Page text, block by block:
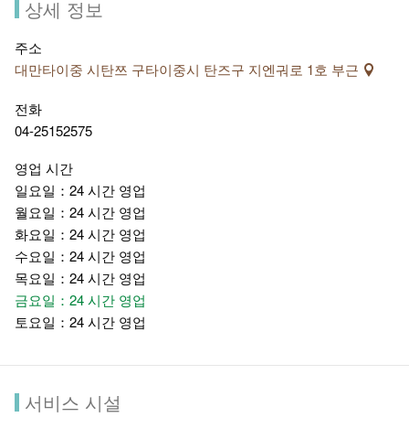
열로 나뉘어 심어 지역속성의 분리감을 주어 서로다른 지방의
는 풍경은 마음을 시원하게 해줍니다.
상세 정보
주소
대만타이중 시탄쯔 구타이중시 탄즈구 지엔궈로 1호 부근
전화
04-25152575
영업 시간
일요일：24 시간 영업
월요일：24 시간 영업
화요일：24 시간 영업
수요일：24 시간 영업
목요일：24 시간 영업
금요일：24 시간 영업
토요일：24 시간 영업
서비스 시설